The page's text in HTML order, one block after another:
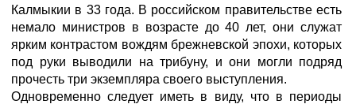
Калмыкии в 33 года. В российском правительстве есть
немало министров в возрасте до 40 лет, они служат
ярким контрастом вождям брежневской эпохи, которых
под руки выводили на трибуну, и они могли подряд
прочесть три экземпляра своего выступления.
Одновременно следует иметь в виду, что в периоды